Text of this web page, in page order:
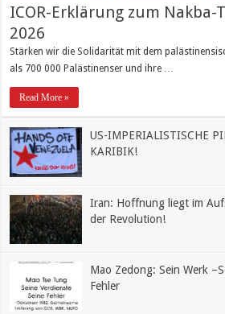
ICOR-Erklärung zum Nakba-
2026
Stärken wir die Solidarität mit dem
als 700 000 Palästinenser und ihre …
Read More »
US-IMPERIALISTISCHE
KARIBIK!
Iran: Hoffnung liegt im
der Revolution!
Mao Zedong: Sein Werk
Fehler